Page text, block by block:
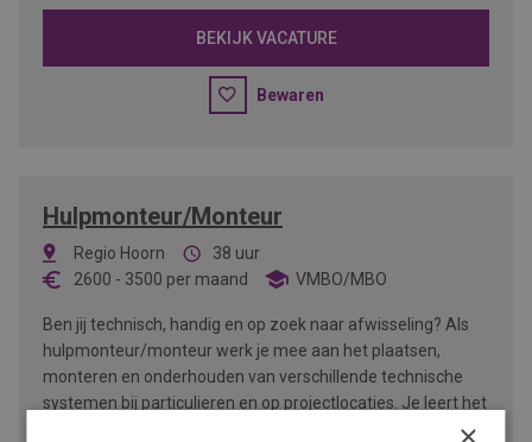
BEKIJK VACATURE
Bewaren
Hulpmonteur/Monteur
Regio Hoorn
38 uur
2600 - 3500 per maand VMBO/MBO
Ben jij technisch, handig en op zoek naar afwisseling? Als
hulpmonteur/monteur werk je mee aan het plaatsen,
monteren en onderhouden van verschillende technische
systemen bij particulieren en op projectlocaties. Je leert het
vak in de praktijk en werkt samen met een gezellig team.